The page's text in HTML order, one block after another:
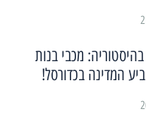
מכבי בנות
המדינה בכדורסל!